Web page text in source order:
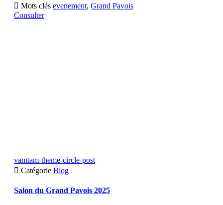
 Mots clés evenement, Grand Pavois
Consulter
vamtam-theme-circle-post
 Catégorie Blog
Salon du Grand Pavois 2025